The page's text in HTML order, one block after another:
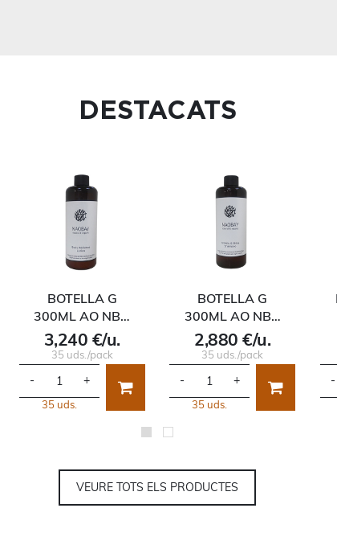
DESTACATS
BOTELLA G
300ML AO NB…
3,240 €/u.
35 uds./pack
- +
35 uds.
BOTELLA G
300ML AO NB…
2,880 €/u.
35 uds./pack
- +
35 uds.
-
VEURE TOTS ELS PRODUCTES